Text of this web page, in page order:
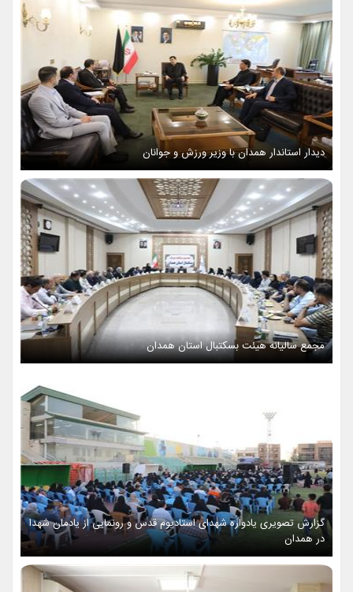
دیدار استاندار همدان با وزیر ورزش و جوانان
مجمع سالیانه هیئت بسکتبال استان همدان
گزارش تصویری یادواره شهدای استادیوم قدس و رونمایی از یادمان شهدا
در همدان